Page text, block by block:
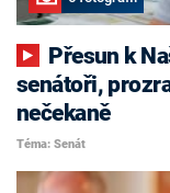
senátoři,
nečekaně
Téma: Senát